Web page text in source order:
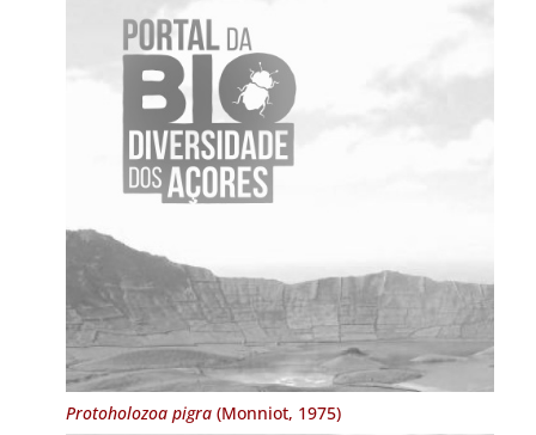
Protoholozoa pigra(Monniot, 1975)